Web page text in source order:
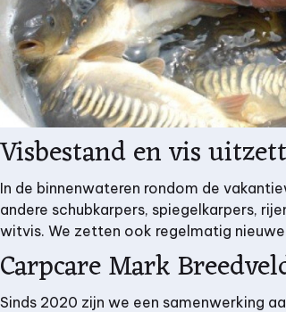
Visbestand en vis
In de binnenwateren rondom de
andere schubkarpers, spiegelkarpers,
witvis. We zetten ook regelmatig
Carpcare Mark
Sinds 2020 zijn we een samenwerking